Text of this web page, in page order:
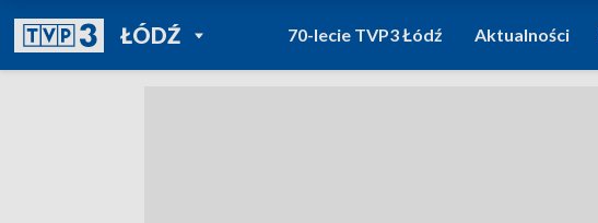
ŁÓDŹPOWRÓT DO
TVP REGIONY
70-lecie TVP3 Łódź Aktualności